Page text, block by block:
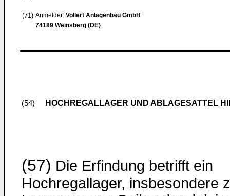
(71) Anmelder: Vollert Anlagenbau GmbH
74189 Weinsberg (DE)
(54) HOCHREGALLAGER UND ABLAGESATTEL
(57) Die Erfindung betrifft ein
Hochregallager, insbesondere